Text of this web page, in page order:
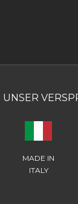
UNSER
MADE IN
ITALY